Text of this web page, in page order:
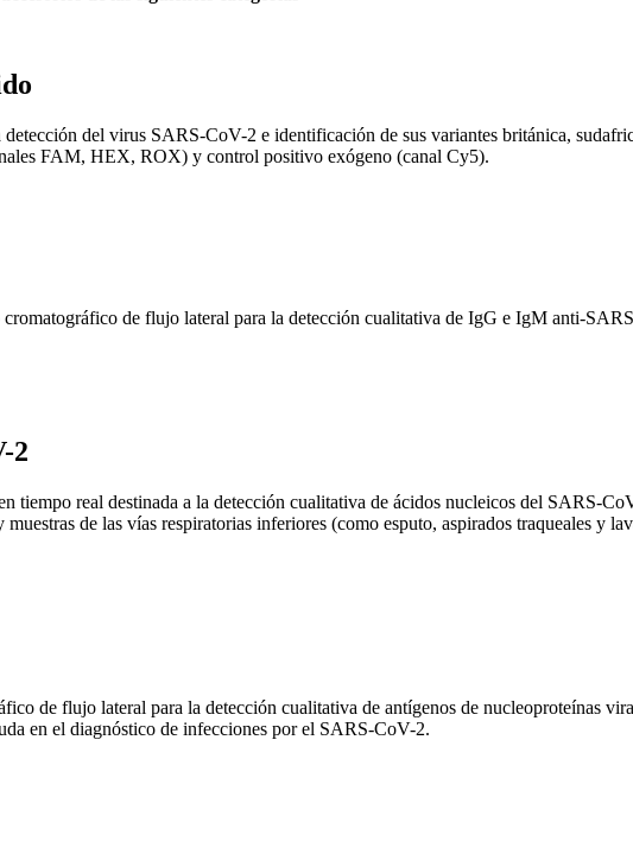
del virus SARS-CoV-2 e identificación de sus variantes británica,
FAM, HEX, ROX) y control positivo exógeno (canal Cy5).
de flujo lateral para la detección cualitativa de IgG e IgM anti-
2
real destinada a la detección cualitativa de ácidos nucleicos del SARS-
de las vías respiratorias inferiores (como esputo, aspirados traqueales y
de flujo lateral para la detección cualitativa de antígenos de nucleoproteínas
en el diagnóstico de infecciones por el SARS-CoV-2.